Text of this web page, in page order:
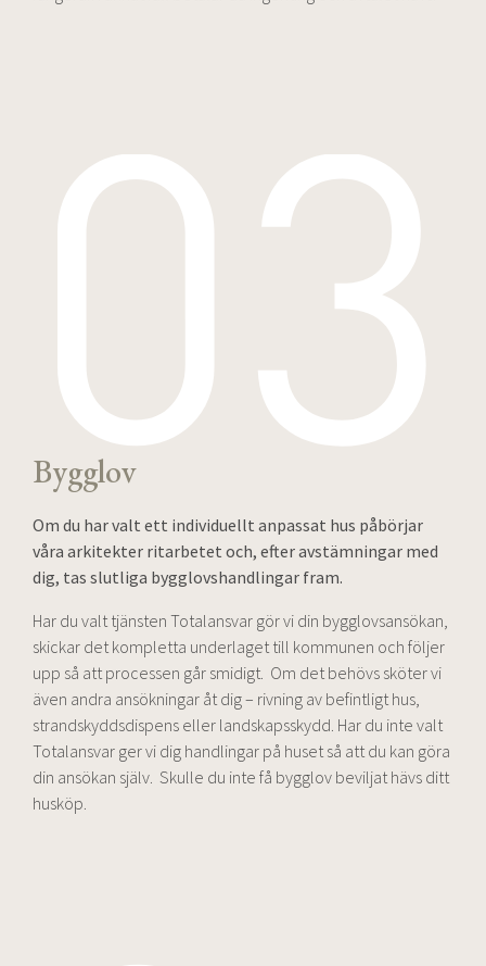
Bygglov
Om du har valt ett individuellt anpassat hus påbörjar
våra arkitekter ritarbetet och, efter avstämningar med
dig, tas slutliga bygglovshandlingar fram.
Har du valt tjänsten Totalansvar gör vi din bygglovsansökan,
skickar det kompletta underlaget till kommunen och följer
upp så att processen går smidigt. Om det behövs sköter vi
även andra ansökningar åt dig – rivning av befintligt hus,
strandskyddsdispens eller landskapsskydd. Har du inte valt
Totalansvar ger vi dig handlingar på huset så att du kan göra
din ansökan själv. Skulle du inte få bygglov beviljat hävs ditt
husköp.